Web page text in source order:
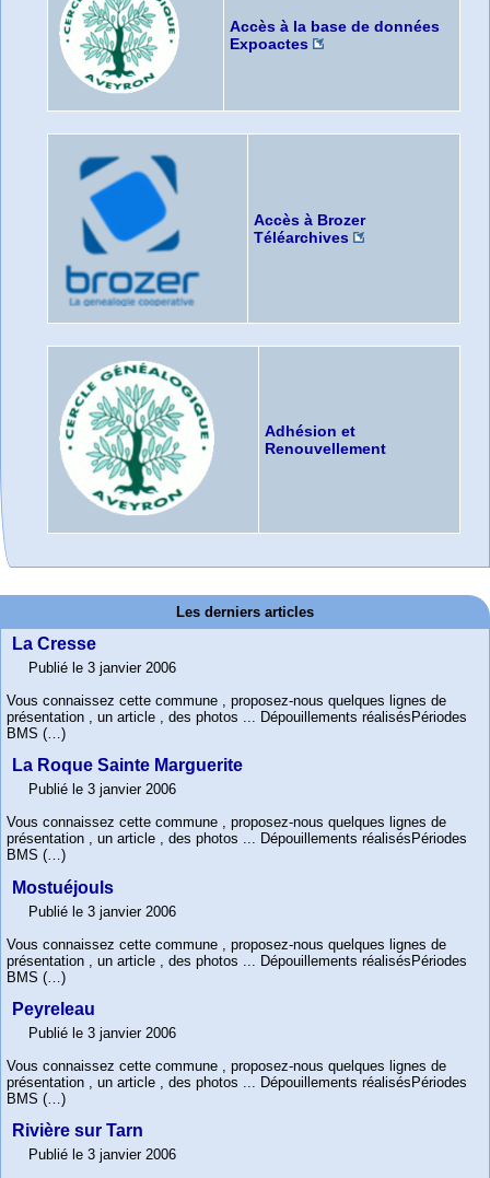
Accès à la base de données
Expoactes
Accès à Brozer
Téléarchives
Adhésion et
Renouvellement
Les derniers articles
La Cresse
Publié le 3 janvier 2006
Vous connaissez cette commune , proposez-nous quelques lignes de
présentation , un article , des photos ... Dépouillements réalisésPériodes
BMS (…)
La Roque Sainte Marguerite
Publié le 3 janvier 2006
Vous connaissez cette commune , proposez-nous quelques lignes de
présentation , un article , des photos ... Dépouillements réalisésPériodes
BMS (…)
Mostuéjouls
Publié le 3 janvier 2006
Vous connaissez cette commune , proposez-nous quelques lignes de
présentation , un article , des photos ... Dépouillements réalisésPériodes
BMS (…)
Peyreleau
Publié le 3 janvier 2006
Vous connaissez cette commune , proposez-nous quelques lignes de
présentation , un article , des photos ... Dépouillements réalisésPériodes
BMS (…)
Rivière sur Tarn
Publié le 3 janvier 2006